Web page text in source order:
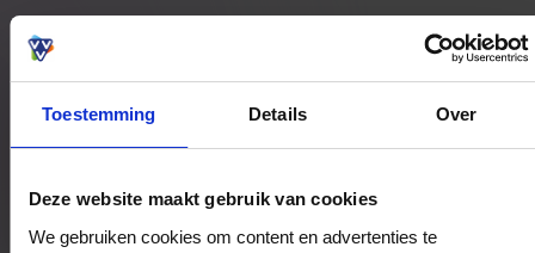
Toestemming Details Over
Deze website maakt gebruik van cookies
We gebruiken cookies om content en advertenties te
Bestedingslocaties